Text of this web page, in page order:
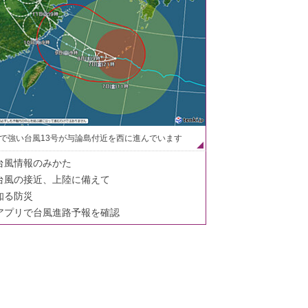
強い台風13号が与論島付近を西に進んでいます
風情報のみかた
風の接近、上陸に備えて
る防災
プリで台風進路予報を確認